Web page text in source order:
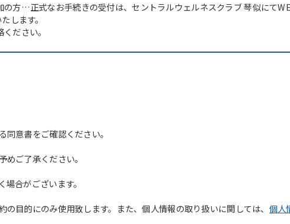
の方…正式なお手続きの受付は、セントラルウェルネスクラブ 琴似にて
します。
ださい。
意書をご確認ください。
ご了承ください。
合がございます。
目的にのみ使用致します。また、個人情報の取り扱いに関しては、 個人
Sports official website is
translated into
Click the link below (start
translation) to return to
page.
if you use an automatic
service, the Japanese